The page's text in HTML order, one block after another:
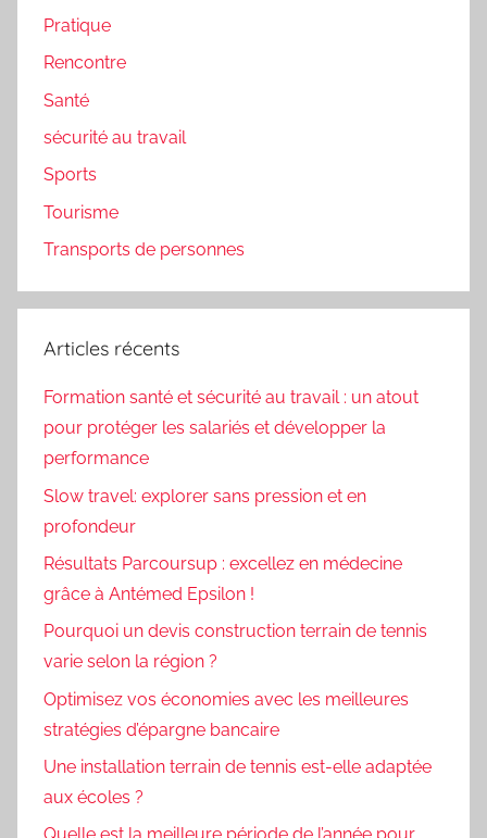
Pratique
Rencontre
Santé
sécurité au travail
Sports
Tourisme
Transports de personnes
Articles récents
Formation santé et sécurité au travail : un atout
pour protéger les salariés et développer la
performance
Slow travel: explorer sans pression et en
profondeur
Résultats Parcoursup : excellez en médecine
grâce à Antémed Epsilon !
Pourquoi un devis construction terrain de tennis
varie selon la région ?
Optimisez vos économies avec les meilleures
stratégies d’épargne bancaire
Une installation terrain de tennis est-elle adaptée
aux écoles ?